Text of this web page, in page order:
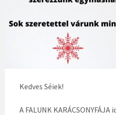
Kedves Séiek!
A FALUNK